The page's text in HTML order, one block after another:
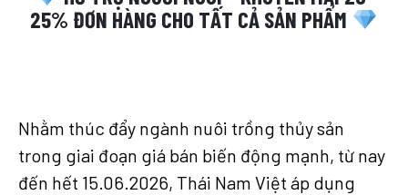
25% ĐƠN HÀNG CHO TẤT CẢ SẢN PHẨM
Nhằm thúc đẩy ngành nuôi trồng thủy sản
trong giai đoạn giá bán biến động mạnh, từ nay
đến hết 15.06.2026, Thái Nam Việt áp dụng